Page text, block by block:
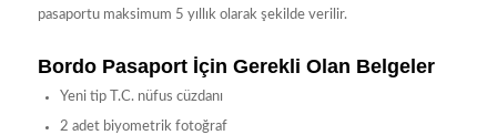
pasaportu maksimum 5 yıllık olarak şekilde verilir.
Bordo Pasaport İçin Gerekli Olan Belgeler
Yeni tip T.C. nüfus cüzdanı
2 adet biyometrik fotoğraf